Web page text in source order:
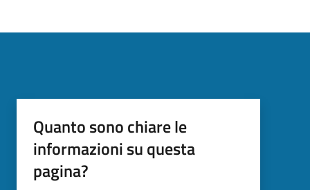
Quanto sono chiare le
informazioni su questa
pagina?